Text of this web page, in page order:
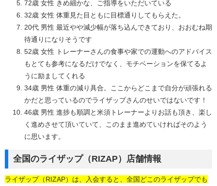
72歳 女性 きめ細かな、ご指導をいただいている
32歳 女性 体重見た目ともに目標通りしてもらえた。
20代 男性 最近やや減少幅が落ち込んできており、おおむね期
待通りになりそうです
52歳 女性 トレーナーさんの食事や家での運動へのアドバイス
もとても参考になるだけでなく、モチベーションを保てるよ
うに励ましてくれる
34歳 男性 体重の減り具合。ここからどこまで自分が頑張れる
かだと思っているのでライザップさんのせいではないです！
46歳 男性 進捗も順調と米須トレーナーよりお話も頂き、楽し
く進めさせて頂いていて、このまま進めていければそのよう
に思います。
全国のライザップ（RIZAP）店舗情報
ライザップ（RIZAP）は、入会すると、全国どこのライザップでも